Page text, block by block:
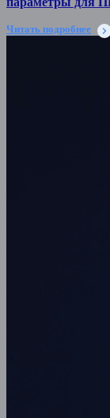
Читать подробнее